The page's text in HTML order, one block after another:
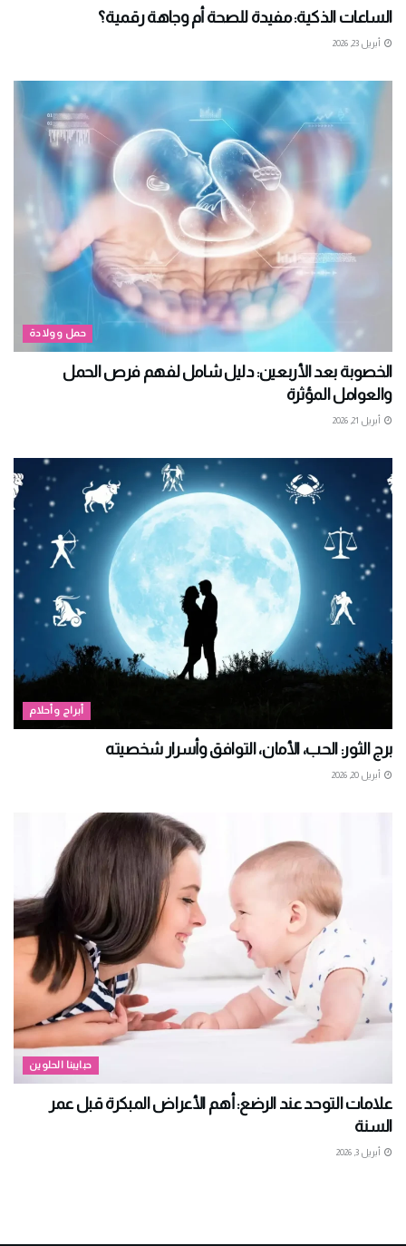
الساعات الذكية: مفيدة للصحة أم وجاهة رقمية؟
أبريل 23, 2026
حمل وولادة
الخصوبة بعد الأربعين: دليل شامل لفهم فرص الحمل
والعوامل المؤثرة
أبريل 21, 2026
أبراج وأحلام
برج الثور: الحب، الأمان، التوافق وأسرار شخصيته
أبريل 20, 2026
حبايبنا الحلوين
علامات التوحد عند الرضع: أهم الأعراض المبكرة قبل عمر
السنة
أبريل 3, 2026